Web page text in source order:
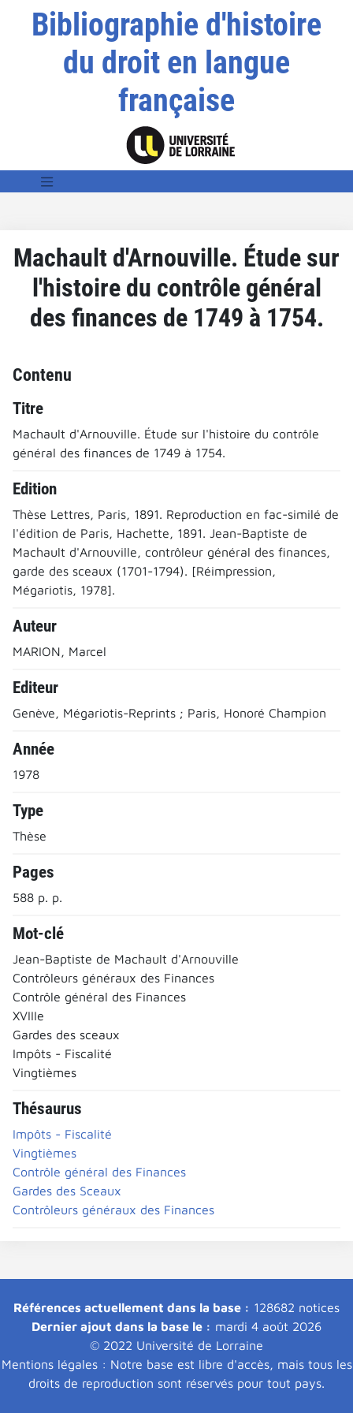
Bibliographie d'histoire
du droit en langue
française
Machault d'Arnouville. Étude sur
l'histoire du contrôle général
des finances de 1749 à 1754.
Contenu
Titre
Machault d'Arnouville. Étude sur l'histoire du contrôle
général des finances de 1749 à 1754.
Edition
Thèse Lettres, Paris, 1891. Reproduction en fac-similé de
l'édition de Paris, Hachette, 1891. Jean-Baptiste de
Machault d'Arnouville, contrôleur général des finances,
garde des sceaux (1701-1794). [Réimpression,
Mégariotis, 1978].
Auteur
MARION, Marcel
Editeur
Genève, Mégariotis-Reprints ; Paris, Honoré Champion
Année
1978
Type
Thèse
Pages
588 p. p.
Mot-clé
Jean-Baptiste de Machault d'Arnouville
Contrôleurs généraux des Finances
Contrôle général des Finances
XVIIIe
Gardes des sceaux
Impôts - Fiscalité
Vingtièmes
Thésaurus
Impôts - Fiscalité
Vingtièmes
Contrôle général des Finances
Gardes des Sceaux
Contrôleurs généraux des Finances
Références actuellement dans la base : 128682 notices
Dernier ajout dans la base le : mardi 4 août 2026
© 2022 Université de Lorraine
Mentions légales : Notre base est libre d'accès, mais tous les
droits de reproduction sont réservés pour tout pays.